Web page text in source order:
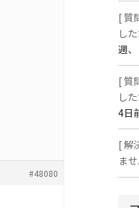
#48080
[ 質
し
週
[ 質
し
4日
[ 解
ま